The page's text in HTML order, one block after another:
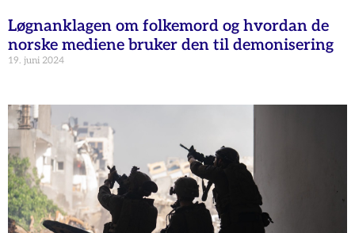
Løgnanklagen om folkemord og hvordan de
norske mediene bruker den til demonisering
19. juni 2024